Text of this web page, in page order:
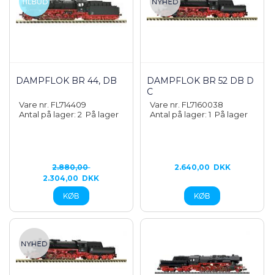
DAMPFLOK BR 44, DB
Vare nr. FL714409
Antal på lager: 2 På lager
2.880,00
2.304,00 DKK
DAMPFLOK BR 52 DB D
C
Vare nr. FL7160038
Antal på lager: 1 På lager
2.640,00 DKK